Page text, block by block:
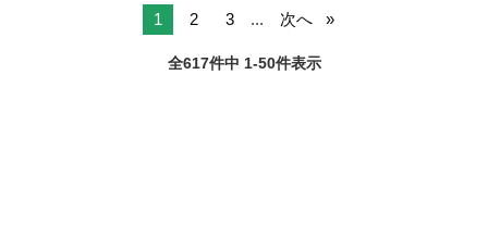
1 2 3 ... 次へ
全617件中 1-50件表示